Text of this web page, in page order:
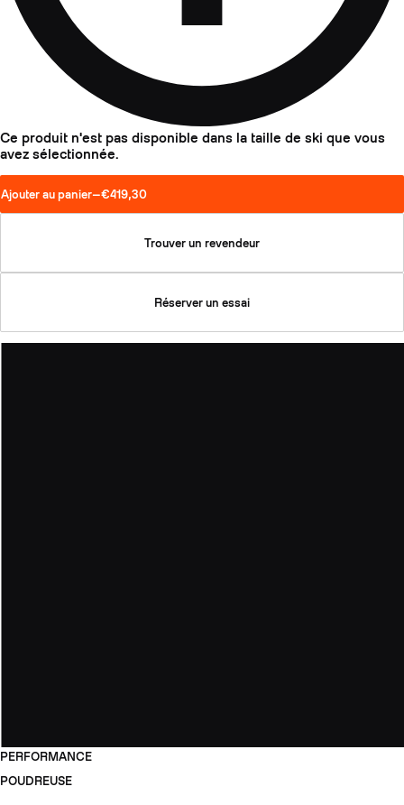
Ce produit n'est pas disponible dans la taille de ski que vous
avez sélectionnée.
Ajouter au panier—€419,30
Trouver un revendeur
Réserver un essai
PERFORMANCE
POUDREUSE